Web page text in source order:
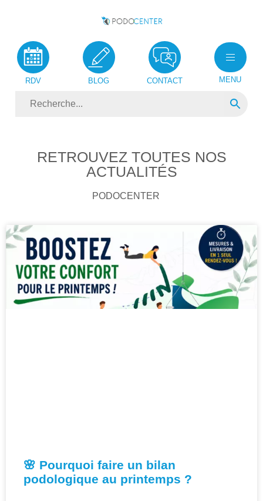
RDV BLOG CONTACT MENU
RETROUVEZ TOUTES NOS
ACTUALITÉS
PODOCENTER
🌸 Pourquoi faire un bilan
podologique au printemps ?